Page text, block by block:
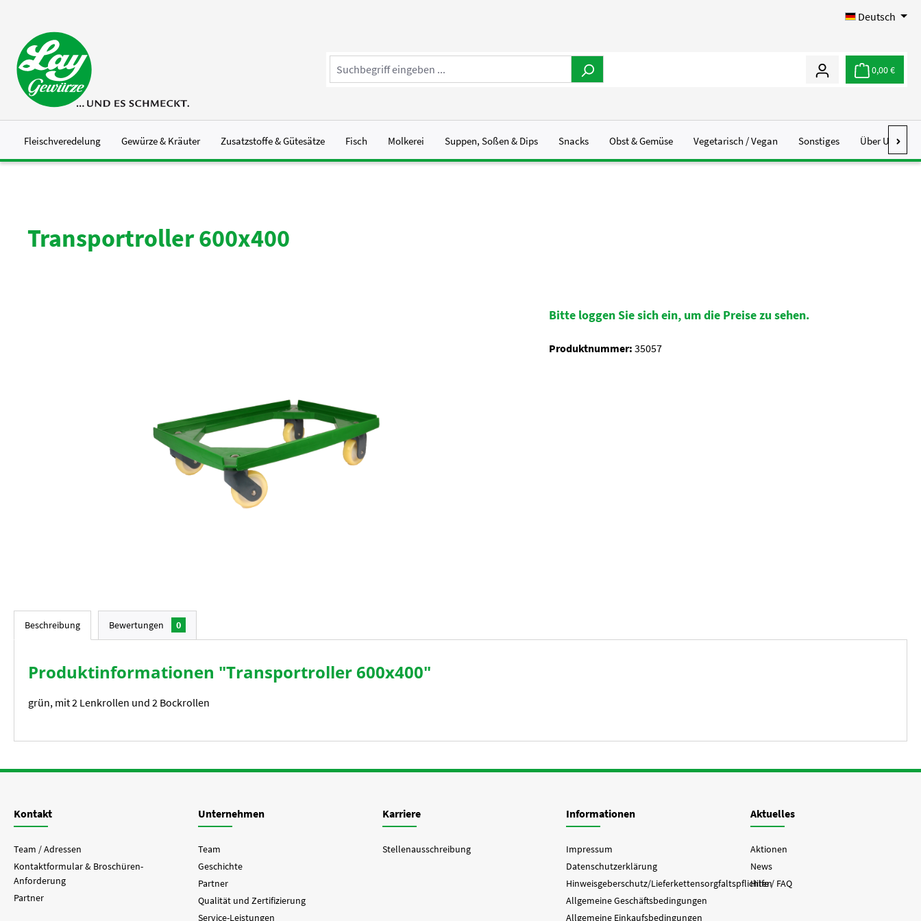
Deutsch
0,00 €
Fleischveredelung Gewürze & Kräuter Zusatzstoffe & Gütesätze Fisch Molkerei Suppen, Soßen & Dips Snacks Obst & Gemüse Vegetarisch / Vegan Sonstiges Über Uns
Transportroller 600x400
Bitte loggen Sie sich ein, um die Preise zu sehen.
Produktnummer: 35057
Beschreibung Bewertungen 0
Produktinformationen "Transportroller 600x400"
grün, mit 2 Lenkrollen und 2 Bockrollen
Kontakt
Team / Adressen
Kontaktformular & Broschüren-
Anforderung
Partner
Unternehmen
Team
Geschichte
Partner
Qualität und Zertifizierung
Service-Leistungen
Karriere
Stellenausschreibung
Informationen
Impressum
Datenschutzerklärung
Hinweisgeberschutz/Lieferkettensorgfaltspflichten
Allgemeine Geschäftsbedingungen
Allgemeine Einkaufsbedingungen
Aktuelles
Aktionen
News
Hilfe / FAQ